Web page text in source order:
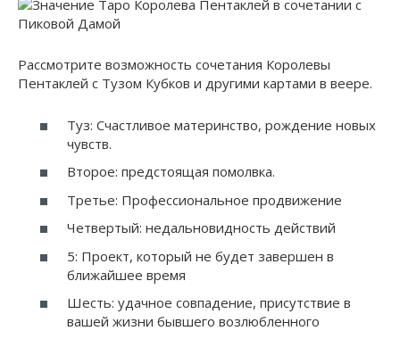
Рассмотрите возможность сочетания Королевы
Пентаклей с Тузом Кубков и другими картами в веере.
Туз: Счастливое материнство, рождение новых
чувств.
Второе: предстоящая помолвка.
Третье: Профессиональное продвижение
Четвертый: недальновидность действий
5: Проект, который не будет завершен в
ближайшее время
Шесть: удачное совпадение, присутствие в
вашей жизни бывшего возлюбленного